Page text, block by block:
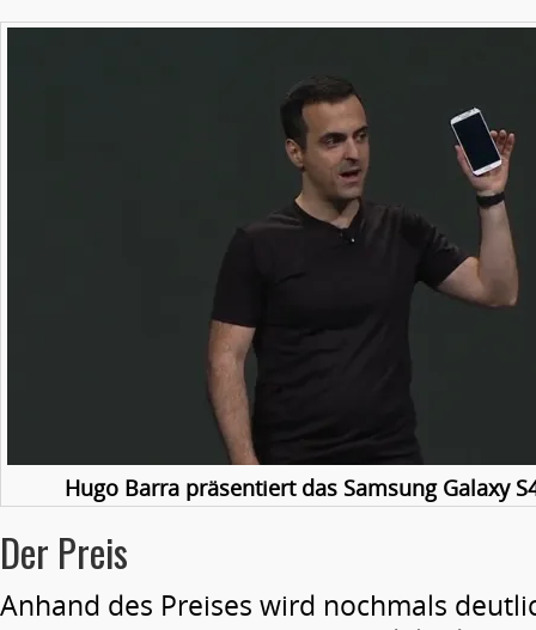
Hugo Barra präsentiert das Samsung Galaxy
Der Preis
Anhand des Preises wird nochmals